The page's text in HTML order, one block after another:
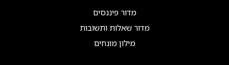
מדור פיננסים
מדור שאלות ותשובות
מילון מונחים